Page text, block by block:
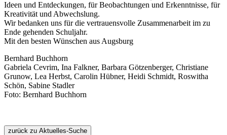
Ideen und Entdeckungen, für Beobachtungen und Erkenntnisse, für
Kreativität und Abwechslung.
Wir bedanken uns für die vertrauensvolle Zusammenarbeit im zu
Ende gehenden Schuljahr.
Mit den besten Wünschen aus Augsburg
Bernhard Buchhorn
Gabriela Cevrim, Ina Falkner, Barbara Götzenberger, Christiane
Grunow, Lea Herbst, Carolin Hübner, Heidi Schmidt, Roswitha
Schön, Sabine Stadler
Foto: Bernhard Buchhorn
zurück zu Aktuelles-Suche